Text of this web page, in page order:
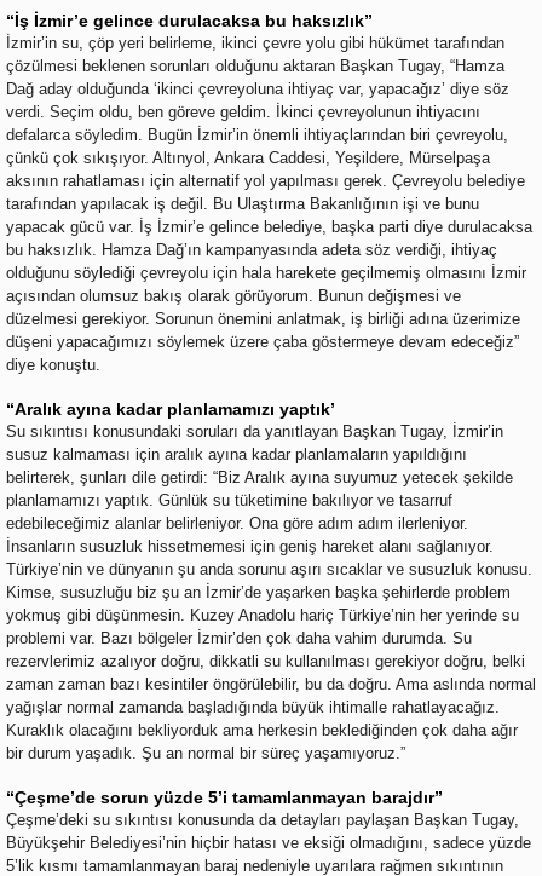
“İş İzmir’e gelince durulacaksa bu haksızlık”
İzmir’in su, çöp yeri belirleme, ikinci çevre yolu gibi hükümet tarafından
çözülmesi beklenen sorunları olduğunu aktaran Başkan Tugay, “Hamza
Dağ aday olduğunda ‘ikinci çevreyoluna ihtiyaç var, yapacağız’ diye söz
verdi. Seçim oldu, ben göreve geldim. İkinci çevreyolunun ihtiyacını
defalarca söyledim. Bugün İzmir’in önemli ihtiyaçlarından biri çevreyolu,
çünkü çok sıkışıyor. Altınyol, Ankara Caddesi, Yeşildere, Mürselpaşa
aksının rahatlaması için alternatif yol yapılması gerek. Çevreyolu belediye
tarafından yapılacak iş değil. Bu Ulaştırma Bakanlığının işi ve bunu
yapacak gücü var. İş İzmir’e gelince belediye, başka parti diye durulacaksa
bu haksızlık. Hamza Dağ’ın kampanyasında adeta söz verdiği, ihtiyaç
olduğunu söylediği çevreyolu için hala harekete geçilmemiş olmasını İzmir
açısından olumsuz bakış olarak görüyorum. Bunun değişmesi ve
düzelmesi gerekiyor. Sorunun önemini anlatmak, iş birliği adına üzerimize
düşeni yapacağımızı söylemek üzere çaba göstermeye devam edeceğiz”
diye konuştu.
“Aralık ayına kadar planlamamızı yaptık’
Su sıkıntısı konusundaki soruları da yanıtlayan Başkan Tugay, İzmir’in
susuz kalmaması için aralık ayına kadar planlamaların yapıldığını
belirterek, şunları dile getirdi: “Biz Aralık ayına suyumuz yetecek şekilde
planlamamızı yaptık. Günlük su tüketimine bakılıyor ve tasarruf
edebileceğimiz alanlar belirleniyor. Ona göre adım adım ilerleniyor.
İnsanların susuzluk hissetmemesi için geniş hareket alanı sağlanıyor.
Türkiye’nin ve dünyanın şu anda sorunu aşırı sıcaklar ve susuzluk konusu.
Kimse, susuzluğu biz şu an İzmir’de yaşarken başka şehirlerde problem
yokmuş gibi düşünmesin. Kuzey Anadolu hariç Türkiye’nin her yerinde su
problemi var. Bazı bölgeler İzmir’den çok daha vahim durumda. Su
rezervlerimiz azalıyor doğru, dikkatli su kullanılması gerekiyor doğru, belki
zaman zaman bazı kesintiler öngörülebilir, bu da doğru. Ama aslında normal
yağışlar normal zamanda başladığında büyük ihtimalle rahatlayacağız.
Kuraklık olacağını bekliyorduk ama herkesin beklediğinden çok daha ağır
bir durum yaşadık. Şu an normal bir süreç yaşamıyoruz.”
“Çeşme’de sorun yüzde 5’i tamamlanmayan barajdır”
Çeşme’deki su sıkıntısı konusunda da detayları paylaşan Başkan Tugay,
Büyükşehir Belediyesi’nin hiçbir hatası ve eksiği olmadığını, sadece yüzde
5’lik kısmı tamamlanmayan baraj nedeniyle uyarılara rağmen sıkıntının